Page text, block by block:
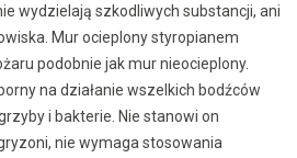
wydzielają szkodliwych substancji, ani
Mur ocieplony styropianem
podobnie jak mur nieocieplony.
na działanie wszelkich bodźców
i bakterie. Nie stanowi on
nie wymaga stosowania